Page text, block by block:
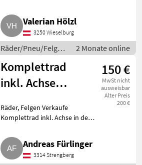
Lochdm.: 15 cm, Loch-zu-Loch-
Abstand: 20 cm. Vorne: 16.9-24,
Profiltiefe: 3 b
Valerian Hölzl
3250 Wieselburg
Räder/Pneu/Felgen
/ Kompletträder
2 Monate online
Komplettrad
inkl. Achse
Stk.
150 €
MwSt nicht
ausweisbar
Alter Preis
200 €
Räder, Felgen Verkaufe
Komplettrad inkl. Achse in der
Pöttinger Top 800. 2 Stk..
Räder/Pneu/Felgen
Kompletträder
Andreas Fürlinger
3314 Strengberg